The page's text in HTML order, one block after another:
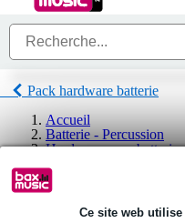
Ce site web
Pack hardware batterie
Accueil
Batterie - Percussion
Hardware pour batterie
Pack hardware